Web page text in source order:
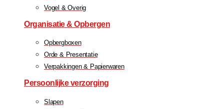
Vogel & Overig
Organisatie & Opbergen
Opbergboxen
Orde & Presentatie
Verpakkingen & Papierwaren
Persoonlijke verzorging
Slapen